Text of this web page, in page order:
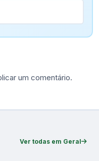
um comentário.
Ver todas em Geral